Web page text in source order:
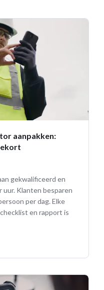
aanpakken:
gekwalificeerd en
Klanten besparen
per dag. Elke
en rapport is